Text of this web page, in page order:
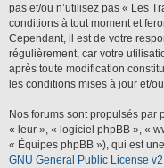
pas et/ou n’utilisez pas « Les
conditions à tout moment et
Cependant, il est de votre
régulièrement, car votre
après toute modification
les conditions mises à jour et/
Nos forums sont propulsés par
« leur », « logiciel phpBB », «
« Équipes phpBB »), qui est
GNU General Public License v2